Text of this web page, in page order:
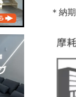
＊納